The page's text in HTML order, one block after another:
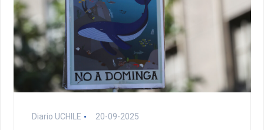
Diario UCHILE 20-09-2025